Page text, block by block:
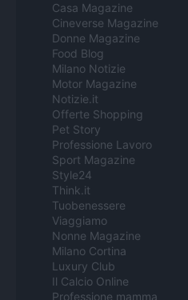
Casa Magazine
Cineverse Magazine
Donne Magazine
Food Blog
Milano Notizie
Motor Magazine
Notizie.it
Offerte Shopping
Pet Story
Professione Lavoro
Sport Magazine
Style24
Think.it
Tuobenessere
Viaggiamo
Nonne Magazine
Milano Cortina
Luxury Club
Il Calcio Online
Professione mamma